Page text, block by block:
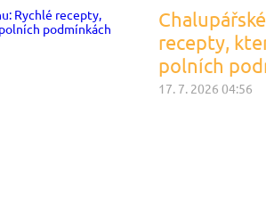
recepty,
polních
17. 7. 2026 04:56